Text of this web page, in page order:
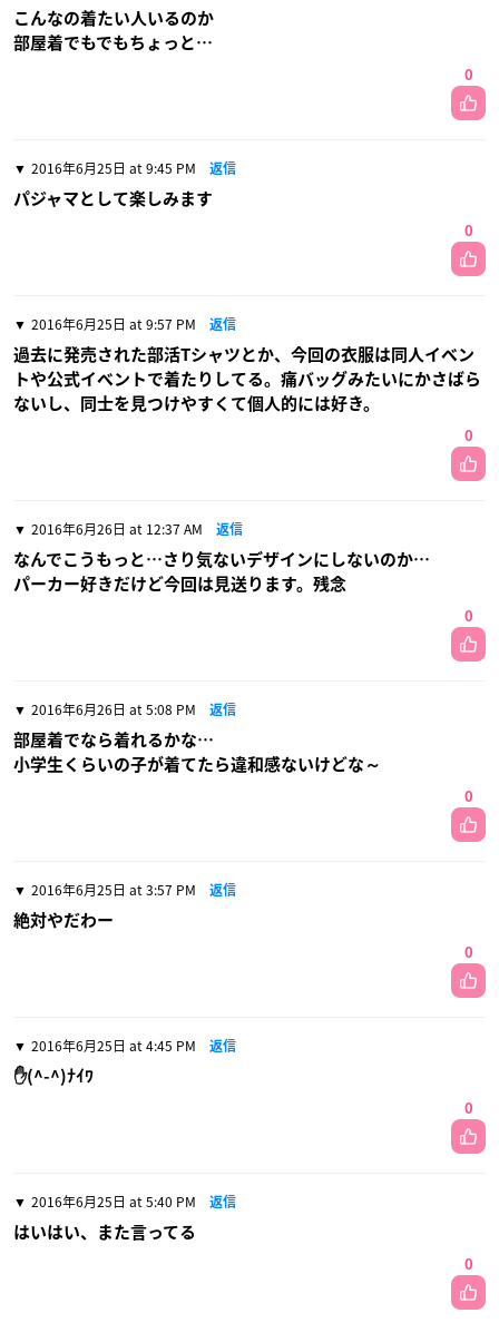
こんなの着たい人いるのか
部屋着でもでもちょっと…
0
2016年6月25日 at 9:45 PM 返信
パジャマとして楽しみます
0
2016年6月25日 at 9:57 PM 返信
過去に発売された部活Tシャツとか、今回の衣服は同人イベン
トや公式イベントで着たりしてる。痛バッグみたいにかさばら
ないし、同士を見つけやすくて個人的には好き。
0
2016年6月26日 at 12:37 AM 返信
なんでこうもっと…さり気ないデザインにしないのか…
パーカー好きだけど今回は見送ります。残念
0
2016年6月26日 at 5:08 PM 返信
部屋着でなら着れるかな…
小学生くらいの子が着てたら違和感ないけどな～
0
2016年6月25日 at 3:57 PM 返信
絶対やだわー
0
2016年6月25日 at 4:45 PM 返信
✋(^-^)ﾅｲﾜ
0
2016年6月25日 at 5:40 PM 返信
はいはい、また言ってる
0